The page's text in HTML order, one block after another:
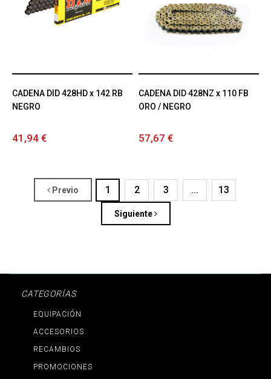
CADENA DID 428HD x 142 RB
NEGRO
41,94 €
CADENA DID 428NZ x 110 FB
ORO / NEGRO
57,67 €
Previo 1 2 3 ... 13
Siguiente
CATEGORÍAS
EQUIPACIÓN
ACCESORIOS
RECAMBIOS
PROMOCIONES